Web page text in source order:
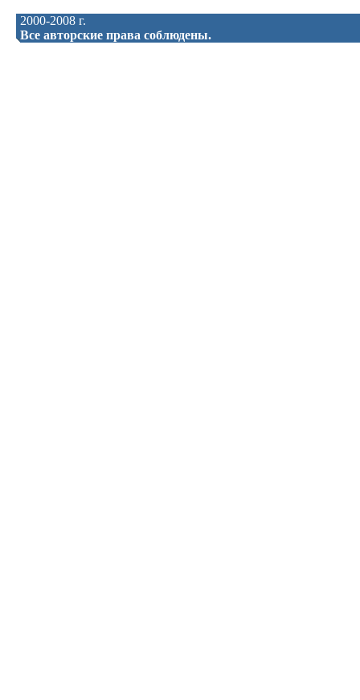
2000-2008 г.
Все авторские права соблюдены.